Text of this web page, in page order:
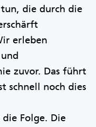
die durch die
erleben
zuvor. Das führt
schnell noch dies
Folge. Die